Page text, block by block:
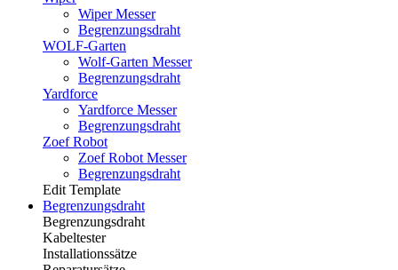
Wiper Messer
Begrenzungsdraht
WOLF-Garten
Wolf-Garten Messer
Begrenzungsdraht
Yardforce
Yardforce Messer
Begrenzungsdraht
Zoef Robot
Zoef Robot Messer
Begrenzungsdraht
Edit Template
Begrenzungsdraht
Begrenzungsdraht
Kabeltester
Installationssätze